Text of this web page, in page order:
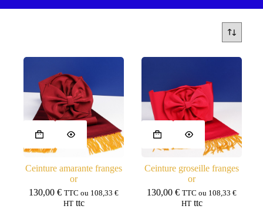
Ceinture amarante franges
or
130,00€ TTC ou 108,33€
HT ttc
Ceinture groseille franges
or
130,00€ TTC ou 108,33€
HT ttc